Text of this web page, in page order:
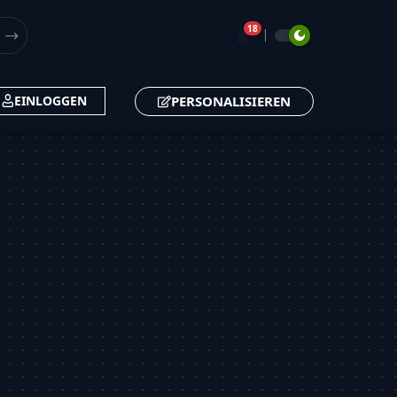
🔔18
EINLOGGEN PERSONALISIEREN